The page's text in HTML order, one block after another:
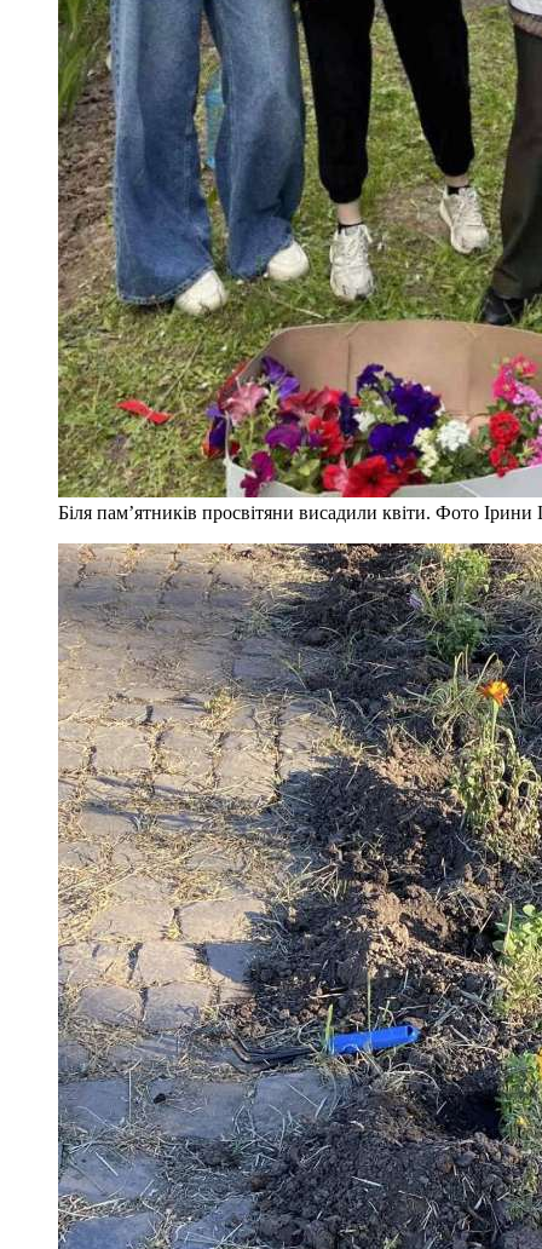
Біля пам’ятників просвітяни висадили квіти. Фото